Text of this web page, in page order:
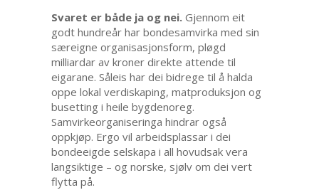
Svaret er både ja og nei. Gjennom eit
godt hundreår har bondesamvirka med sin
særeigne organisasjonsform, pløgd
milliardar av kroner direkte attende til
eigarane. Såleis har dei bidrege til å halda
oppe lokal verdiskaping, matproduksjon og
busetting i heile bygdenoreg.
Samvirkeorganiseringa hindrar også
oppkjøp. Ergo vil arbeidsplassar i dei
bondeeigde selskapa i all hovudsak vera
langsiktige – og norske, sjølv om dei vert
flytta på.